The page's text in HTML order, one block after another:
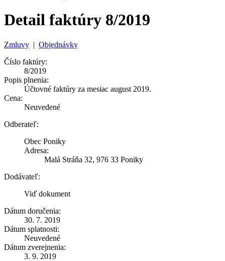
Detail faktúry 8/2019
Zmluvy | Objednávky
Číslo faktúry:
8/2019
Popis plnenia:
Účtovné faktúry za mesiac august 2019.
Cena:
Neuvedené
Odberateľ:
Obec Poniky
Adresa:
Malá Stráňa 32, 976 33 Poniky
Dodávateľ:
Viď dokument
Dátum doručenia:
30. 7. 2019
Dátum splatnosti:
Neuvedené
Dátum zverejnenia:
3. 9. 2019